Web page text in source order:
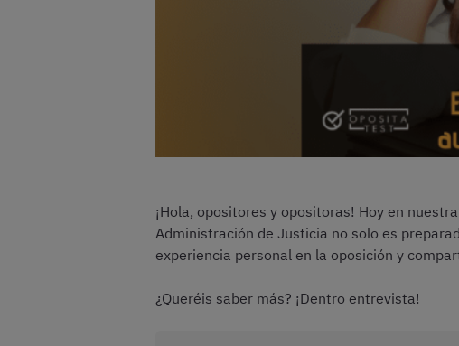
¡Hola, opositores y opositoras! Hoy en
Administración de Justicia no solo es
experiencia personal en la oposición y
¿Queréis saber más? ¡Dentro entrevista!